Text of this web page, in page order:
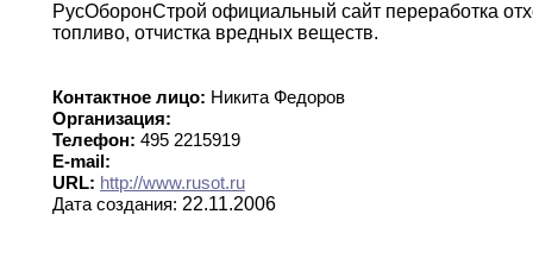
РусОборонСтрой официальный сайт переработка
топливо, отчистка вредных веществ.
Контактное лицо: Никита Федоров
Организация:
Телефон: 495 2215919
E-mail:
URL: http://www.rusot.ru
Дата создания: 22.11.2006